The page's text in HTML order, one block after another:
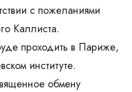
с пожеланиями
Каллиста.
проходить в Париже,
институте.
обмену